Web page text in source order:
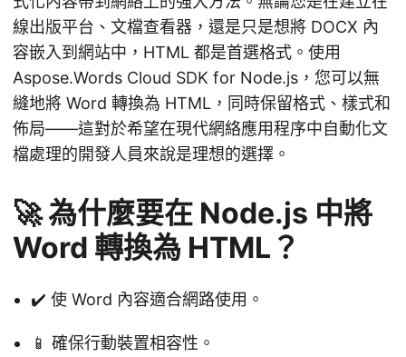
線出版平台、文檔查看器，還是只是想將 DOCX 內
容嵌入到網站中，HTML 都是首選格式。使用
Aspose.Words Cloud SDK for Node.js，您可以無
縫地將 Word 轉換為 HTML，同時保留格式、樣式和
佈局——這對於希望在現代網絡應用程序中自動化文
檔處理的開發人員來說是理想的選擇。
🚀 為什麼要在 Node.js 中將
Word 轉換為 HTML？
✔️ 使 Word 內容適合網路使用。
📱 確保行動裝置相容性。